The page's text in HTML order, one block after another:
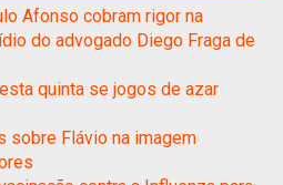
Afonso cobram rigor na
do advogado Diego Fraga de
quinta se jogos de azar
sobre Flávio na imagem